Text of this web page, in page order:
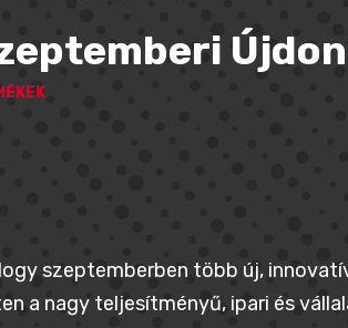
szeptemberben több új,
a nagy teljesítményű, ipari és